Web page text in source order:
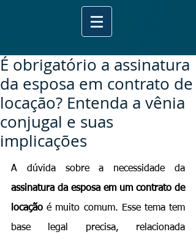
É obrigatório a assinatura
da esposa em contrato de
locação? Entenda a vênia
conjugal e suas
implicações
assinatura da esposa em um contrato de
locação é muito comum. Esse tema tem
base legal precisa, relacionada